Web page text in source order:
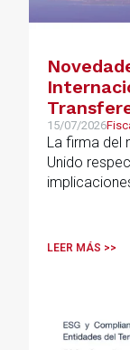
15/07/2026
La firma del
Unido
LEER MÁS >>